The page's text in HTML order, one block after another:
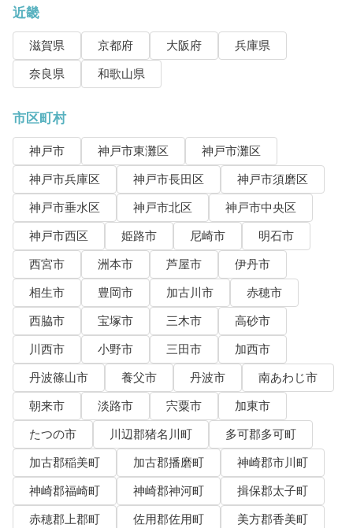
近畿
滋賀県 京都府 大阪府
兵庫県
奈良県
和歌山県
市区町村
神戸市 神戸市東灘区
神戸市灘区
神戸市兵庫区
神戸市長田区
神戸市須磨区
神戸市垂水区
神戸市北区
神戸市中央区
神戸市西区
姫路市 尼崎市
明石市
西宮市
洲本市 芦屋市
伊丹市
相生市
豊岡市 加古川市
赤穂市
西脇市
宝塚市 三木市
高砂市
川西市
小野市 三田市
加西市
丹波篠山市
養父市 丹波市
南あわじ市
朝来市
淡路市 宍粟市
加東市
たつの市
川辺郡猪名川町
多可郡多可町
加古郡稲美町
加古郡播磨町
神崎郡市川町
神崎郡福崎町
神崎郡神河町
揖保郡太子町
赤穂郡上郡町
佐用郡佐用町
美方郡香美町